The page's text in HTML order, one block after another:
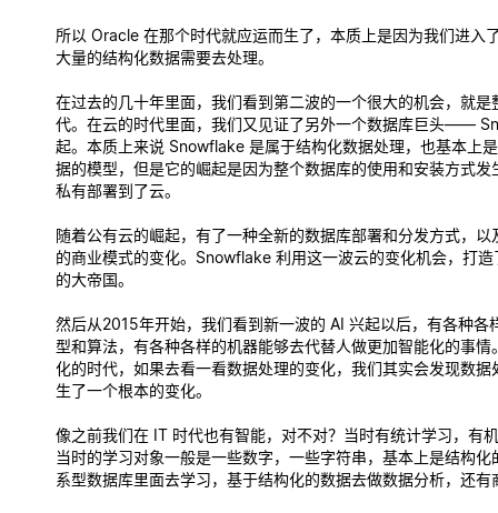
所以 Oracle 在那个时代就应运而生了，本质上是因为我们进入
大量的结构化数据需要去处理。
在过去的几十年里面，我们看到第二波的一个很大的机会，就是
代。在云的时代里面，我们又见证了另外一个数据库巨头——
起。本质上来说 Snowflake 是属于结构化数据处理，也基本上
据的模型，但是它的崛起是因为整个数据库的使用和安装方式发
私有部署到了云。
随着公有云的崛起，有了一种全新的数据库部署和分发方式，以
的商业模式的变化。Snowflake 利用这一波云的变化机会，打
的大帝国。
然后从2015年开始，我们看到新一波的 AI 兴起以后，有各种各
型和算法，有各种各样的机器能够去代替人做更加智能化的事情
化的时代，如果去看一看数据处理的变化，我们其实会发现数据
生了一个根本的变化。
像之前我们在 IT 时代也有智能，对不对？当时有统计学习，有
当时的学习对象一般是一些数字，一些字符串，基本上是结构化
系型数据库里面去学习，基于结构化的数据去做数据分析，还有